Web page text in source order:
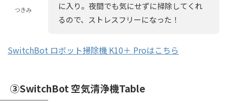
つきみ
に入り。夜間でも気にせずに掃除してくれ
るので、ストレスフリーになった！
SwitchBot ロボット掃除機 K10＋ Proはこちら
③SwitchBot 空気清浄機Table